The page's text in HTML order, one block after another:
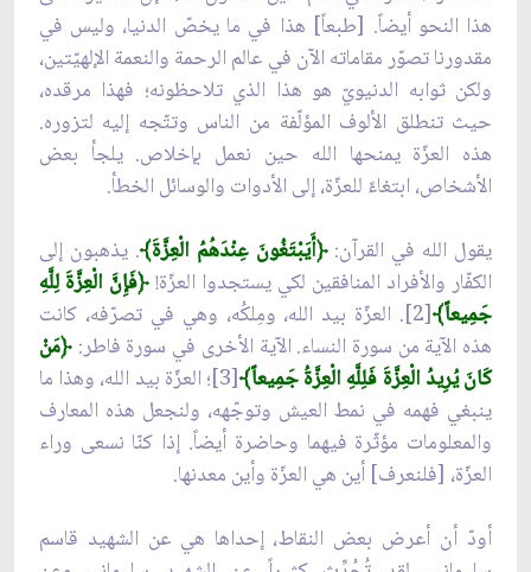
هذا النحو أيضاً. [طبعاً] هذا في ما يخصّ الدنيا، وليس في
مقدورنا تصوّر مقاماته الآن في عالم الرحمة والنعمة الإلهيّتين،
ولكن ثوابه الدنيويّ هو هذا الذي تلاحظونه؛ فهذا مرقده،
حيث تنطلق الألوف المؤلّفة من الناس وتتّجه إليه لتزوره.
هذه العزّة يمنحها الله حين نعمل بإخلاص. يلجأ بعض
الأشخاص، ابتغاءً للعزّة، إلى الأدوات والوسائل الخطأ.
يقول الله في القرآن:﴿أَيَبْتَغُونَ عِنْدَهُمُ الْعِزَّةَ﴾. يذهبون إلى
الكفّار والأفراد المنافقين لكي يستجدوا العزّة!﴿فَإِنَّ الْعِزَّةَ لِلَّهِ
جَمِيعاً﴾
[2]. العزّة بيد الله، ومِلكُه، وهي في تصرّفه، كانت
هذه الآية من سورة النساء. الآية الأخرى في سورة فاطر:﴿مَنْ
كَانَ يُرِيدُ الْعِزَّةَ فَلِلَّهِ الْعِزَّةُ جَمِيعاً﴾ [3]؛ العزّة بيد الله، وهذا ما
ينبغي فهمه في نمط العيش وتوجّهه، ولنجعل هذه المعارف
والمعلومات مؤثّرة فيهما وحاضرة أيضاً. إذا كنّا نسعى وراء
العزّة، [فلنعرف] أين هي العزّة وأين معدنها.
أودّ أن أعرض بعض النقاط، إحداها هي عن الشهيد قاسم